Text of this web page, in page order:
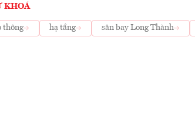
KHOÁ
thông hạ tầng sân bay Long Thành